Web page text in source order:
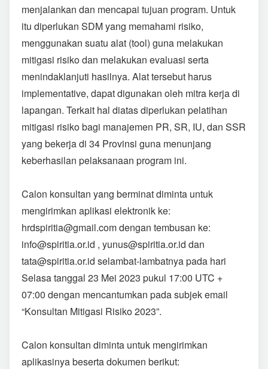
menjalankan dan mencapai tujuan program. Untuk
itu diperlukan SDM yang memahami risiko,
menggunakan suatu alat (tool) guna melakukan
mitigasi risiko dan melakukan evaluasi serta
menindaklanjuti hasilnya. Alat tersebut harus
implementative, dapat digunakan oleh mitra kerja di
lapangan. Terkait hal diatas diperlukan pelatihan
mitigasi risiko bagi manajemen PR, SR, IU, dan SSR
yang bekerja di 34 Provinsi guna menunjang
keberhasilan pelaksanaan program ini.
Calon konsultan yang berminat diminta untuk
mengirimkan aplikasi elektronik ke:
hrdspiritia@gmail.comdengan tembusan ke:
info@spiritia.or.id , yunus@spiritia.or.id dan
tata@spiritia.or.id selambat-lambatnya pada hari
Selasa tanggal 23 Mei 2023 pukul 17:00 UTC +
07:00 dengan mencantumkan pada subjek email
“Konsultan Mitigasi Risiko 2023”.
Calon konsultan diminta untuk mengirimkan
aplikasinya beserta dokumen berikut: